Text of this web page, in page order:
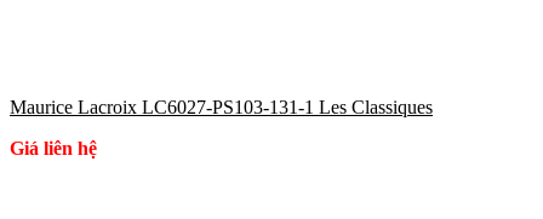
Maurice Lacroix LC6027-PS103-131-1 Les Classiques
Giá liên hệ